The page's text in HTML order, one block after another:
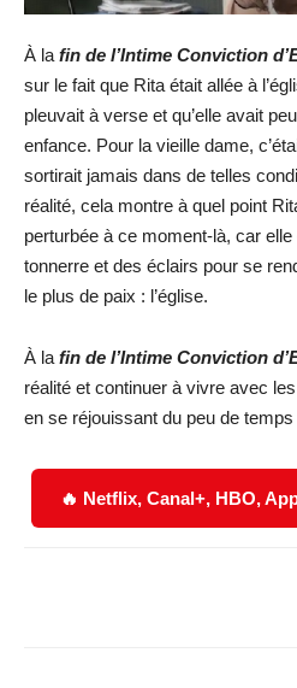
À la fin de l’Intime Conviction
sur le fait que Rita était allée à
pleuvait à verse et qu’elle avait
enfance. Pour la vieille dame,
sortirait jamais dans de telles
réalité, cela montre à quel point
perturbée à ce moment-là, car
tonnerre et des éclairs pour se
le plus de paix : l’église.
À la fin de l’Intime Conviction
réalité et continuer à vivre avec
en se réjouissant du peu de temps
🔥 Netflix, Canal+, HBO,